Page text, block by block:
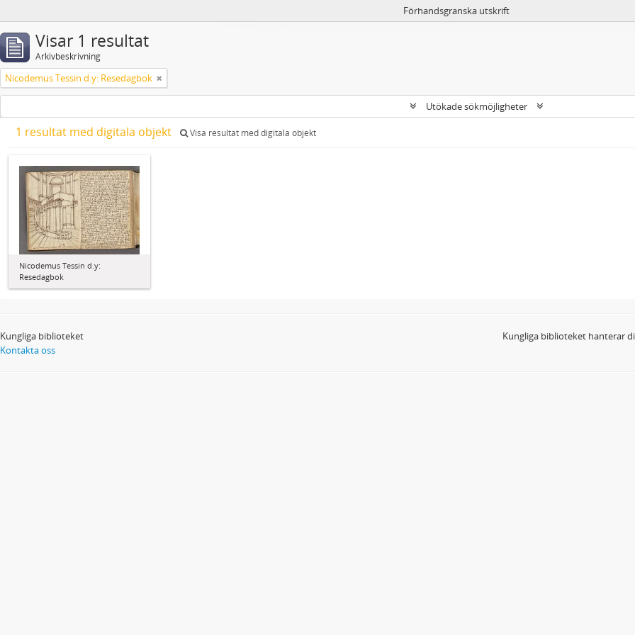
Förhandsgranska utskrift
Visar 1 resultat
Arkivbeskrivning
Nicodemus Tessin d.y: Resedagbok
Utökade sökmöjligheter
1 resultat med digitala objekt Visa resultat med digitala objekt
Nicodemus Tessin d.y:
Resedagbok
Kungliga biblioteket
Kontakta oss
Kungliga biblioteket hanterar